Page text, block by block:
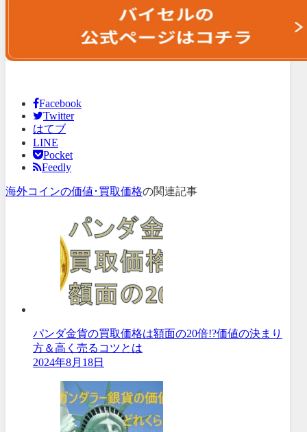
Facebook
Twitter
はてブ
LINE
Pocket
Feedly
海外コインの価値･買取価格の関連記事
パンダ金貨の買取価格は額面の20倍!?価値の決まり
方＆高く売るコツとは
2024年8月18日